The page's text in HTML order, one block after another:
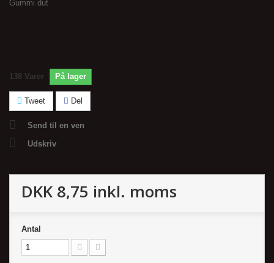
Gummi dut
138 Varer På lager
Tweet Del
Send til en ven
Udskriv
DKK 8,75 inkl. moms
Antal